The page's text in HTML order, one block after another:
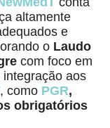
altamente
e
o Laudo
com foco em
aos
, como PGR,
obrigatórios